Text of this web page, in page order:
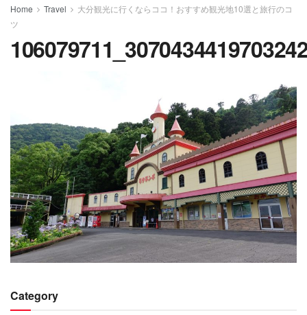
Home Travel
大分観光に行くならココ！おすすめ観光地10選と旅行のコ
ツ
Category